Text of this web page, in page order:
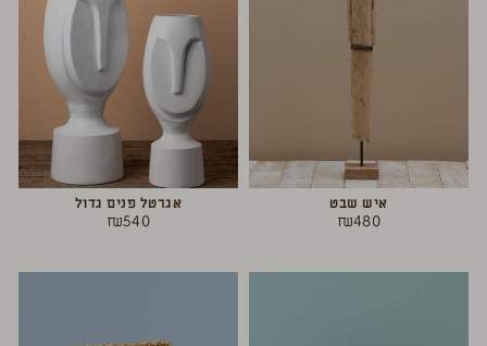
איש שבט
₪480
אגרטל פנים גדול
₪540